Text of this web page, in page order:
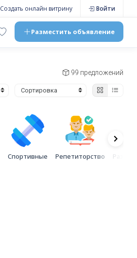
Создать онлайн витрину Войти
Разместить объявление
99 предложений
Спортивные Репетиторство